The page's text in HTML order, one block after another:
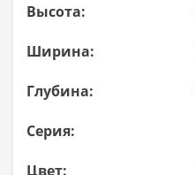
Высота:
Ширина:
Глубина:
Серия:
Цвет: